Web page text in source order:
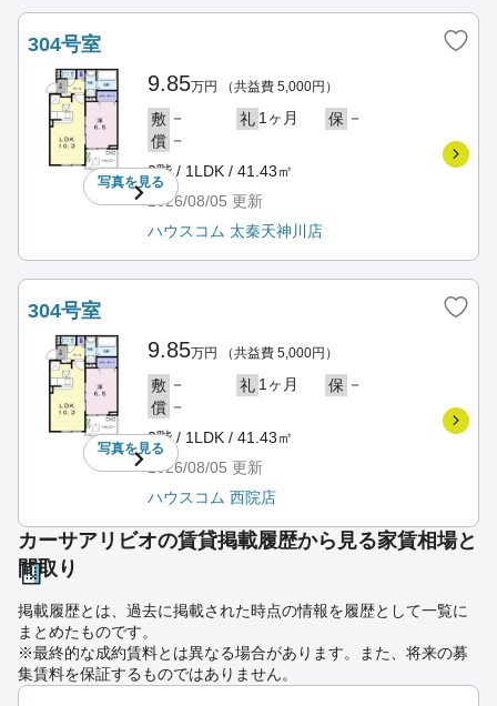
304号室
写真を見る
9.85万円 （共益費 5,000円）
敷 － 礼 1ヶ月 保 －
償 －
3階 / 1LDK / 41.43㎡
2026/08/05 更新
ハウスコム 太秦天神川店
304号室
写真を見る
9.85万円 （共益費 5,000円）
敷 － 礼 1ヶ月 保 －
償 －
3階 / 1LDK / 41.43㎡
2026/08/05 更新
ハウスコム 西院店
カーサアリビオの賃貸掲載履歴から見る家賃相場と
間取り
掲載履歴とは、過去に掲載された時点の情報を履歴として一覧に
まとめたものです。
※最終的な成約賃料とは異なる場合があります。また、将来の募
集賃料を保証するものではありません。